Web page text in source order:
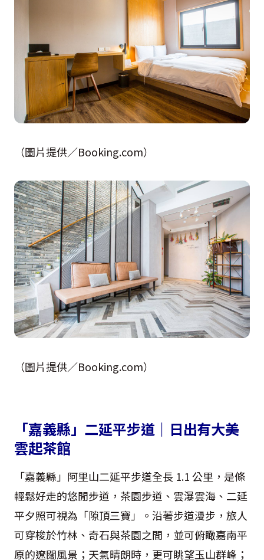
（圖片提供／Booking.com）
（圖片提供／Booking.com）
「嘉義縣」二延平步道｜日出有大美
雲起茶館
「嘉義縣」阿里山二延平步道全長 1.1 公里，是條
輕鬆好走的悠閒步道，茶園步道、雲瀑雲海、二延
平夕照可視為「隙頂三寶」。沿著步道漫步，旅人
可穿梭於竹林、奇石與茶園之間，並可俯瞰嘉南平
原的遼闊風景；天氣晴朗時，更可眺望玉山群峰；